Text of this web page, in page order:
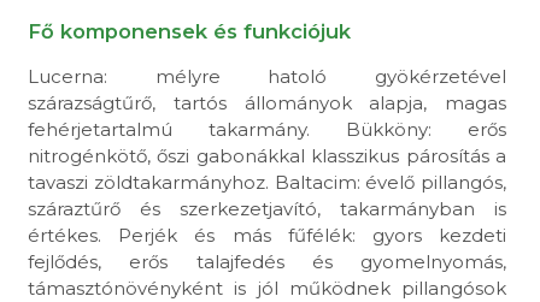
Fő komponensek és funkciójuk
Lucerna: mélyre hatoló gyökérzetével
szárazságtűrő, tartós állományok alapja, magas
fehérjetartalmú takarmány. Bükköny: erős
nitrogénkötő, őszi gabonákkal klasszikus párosítás a
tavaszi zöldtakarmányhoz. Baltacim: évelő pillangós,
száraztűrő és szerkezetjavító, takarmányban is
értékes. Perjék és más fűfélék: gyors kezdeti
fejlődés, erős talajfedés és gyomelnyomás,
támasztónövényként is jól működnek pillangósok